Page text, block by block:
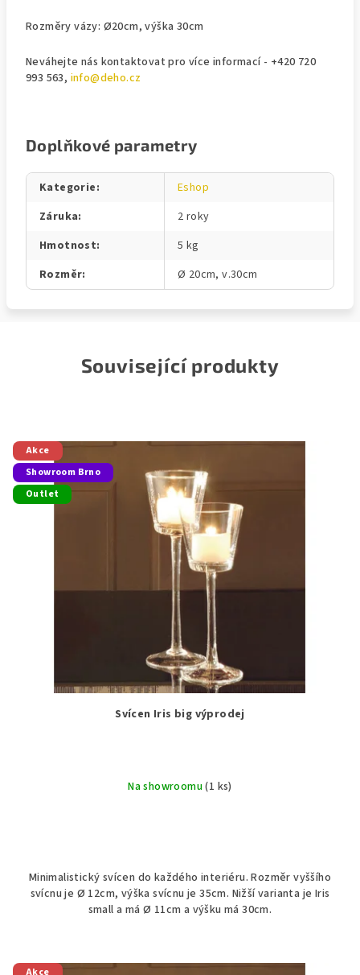
Rozměry vázy: Ø20cm, výška 30cm
Neváhejte nás kontaktovat pro více informací - +420 720
993 563, info@deho.cz
Doplňkové parametry
Kategorie:
Eshop
Záruka:
2 roky
Hmotnost:
5 kg
Rozměr: Ø 20cm, v.30cm
Související produkty
Akce
Showroom Brno
Outlet
Svícen Iris big výprodej
Na showroomu(1 ks)
Minimalistický svícen do každého interiéru. Rozměr vyššího
svícnu je Ø 12cm, výška svícnu je 35cm. Nižší varianta je Iris
small a má Ø 11cm a výšku má 30cm.
Akce